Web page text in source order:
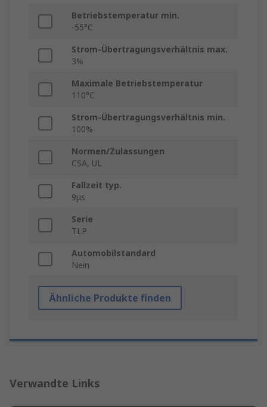
Betriebstemperatur min.
-55°C
Strom-Übertragungsverhältnis max.
3%
Maximale Betriebstemperatur
110°C
Strom-Übertragungsverhältnis min.
100%
Normen/Zulassungen
CSA, UL
Fallzeit typ.
9μs
Serie
TLP
Automobilstandard
Nein
Ähnliche Produkte finden
Verwandte Links